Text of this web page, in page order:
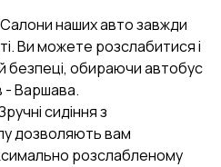
наших авто завжди
Ви можете розслабитися і
безпеці, обираючи автобус
- Варшава.
сидіння з
дозволяють вам
розслабленому